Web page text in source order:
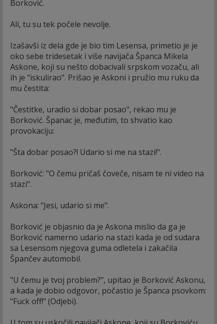
Borković.
Ali, tu su tek počele nevolje.
Izašavši iz dela gde je bio tim Lesensa, primetio je je
oko sebe tridesetak i više navijača Španca Mikela
Askone, koji su nešto dobacivali srpskom vozaču, ali
ih je "iskulirao". Prišao je Askoni i pružio mu ruku da
mu čestita:
"Čestitke, uradio si dobar posao", rekao mu je
Borković. Španac je, međutim, to shvatio kao
provokaciju:
"Šta dobar posao?! Udario si me na stazi!".
Borković: "O čemu pričaš čoveče, nisam te ni video na
stazi".
Askona: "Jesi, udario si me".
Borković je objasnio da je Askona mislio da ga je
Borković namerno udario na stazi kada je od sudara
sa Lesensom njegova guma odletela i zakačila
Špančev automobil.
"U čemu je tvoj problem?", upitao je Borković Askonu,
a kada je dobio odgovor, počastio je Španca psovkom:
"Fuck off!" (Odjebi).